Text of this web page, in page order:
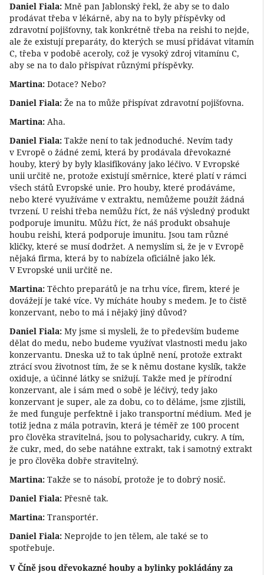
Daniel Fiala: Mně pan Jablonský řekl, že aby se to dalo
prodávat třeba v lékárně, aby na to byly příspěvky od
zdravotní pojišťovny, tak konkrétně třeba na reishi to nejde,
ale že existují preparáty, do kterých se musí přidávat vitamín
C, třeba v podobě aceroly, což je vysoký zdroj vitamínu C,
aby se na to dalo přispívat různými příspěvky.
Martina: Dotace? Nebo?
Daniel Fiala: Že na to může přispívat zdravotní pojišťovna.
Martina: Aha.
Daniel Fiala: Takže není to tak jednoduché. Nevím tady
v Evropě o žádné zemi, která by prodávala dřevokazné
houby, který by byly klasifikovány jako léčivo. V Evropské
unii určitě ne, protože existují směrnice, které platí v rámci
všech států Evropské unie. Pro houby, které prodáváme,
nebo které využíváme v extraktu, nemůžeme použít žádná
tvrzení. U reishi třeba nemůžu říct, že náš výsledný produkt
podporuje imunitu. Můžu říct, že náš produkt obsahuje
houbu reishi, která podporuje imunitu. Jsou tam různé
kličky, které se musí dodržet. A nemyslím si, že je v Evropě
nějaká firma, která by to nabízela oficiálně jako lék.
V Evropské unii určitě ne.
Martina: Těchto preparátů je na trhu více, firem, které je
dovážejí je také více. Vy mícháte houby s medem. Je to čistě
konzervant, nebo to má i nějaký jiný důvod?
Daniel Fiala: My jsme si mysleli, že to především budeme
dělat do medu, nebo budeme využívat vlastnosti medu jako
konzervantu. Dneska už to tak úplně není, protože extrakt
ztrácí svou životnost tím, že se k němu dostane kyslík, takže
oxiduje, a účinné látky se snižují. Takže med je přírodní
konzervant, ale i sám med o sobě je léčivý, tedy jako
konzervant je super, ale za dobu, co to děláme, jsme zjistili,
že med funguje perfektně i jako transportní médium. Med je
totiž jedna z mála potravin, která je téměř ze 100 procent
pro člověka stravitelná, jsou to polysacharidy, cukry. A tím,
že cukr, med, do sebe natáhne extrakt, tak i samotný extrakt
je pro člověka dobře stravitelný.
Martina: Takže se to násobí, protože je to dobrý nosič.
Daniel Fiala: Přesně tak.
Martina: Transportér.
Daniel Fiala: Neprojde to jen tělem, ale také se to
spotřebuje.
V Číně jsou dřevokazné houby a bylinky pokládány za